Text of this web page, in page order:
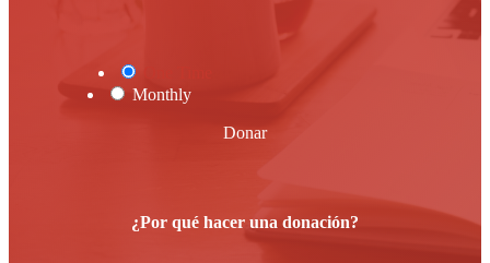
Monthly
Donar
¿Por qué hacer una donación?